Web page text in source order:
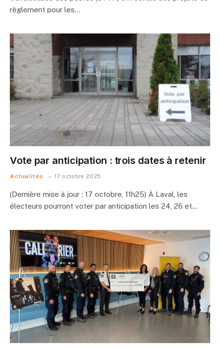
règlement pour les…
Vote par anticipation : trois dates à retenir
Actualités 17 octobre 2025
(Dernière mise à jour : 17 octobre, 11h25) À Laval, les
électeurs pourront voter par anticipation les 24, 26 et…